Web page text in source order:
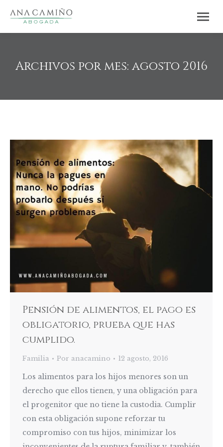
Archivos por mes: agosto 2016
Pensión de alimentos, el pago es
obligatorio, prueba que has
cumplido.
Familia Por anacamino 12 agosto, 2016
Los alimentos para los hijos menores son un
derecho que ellos tienen, y una obligación para
el progenitor que no tiene la custodia. Cumplir
con esta obligación supone reforzar tu
compromiso con tus hijos, minimizar los